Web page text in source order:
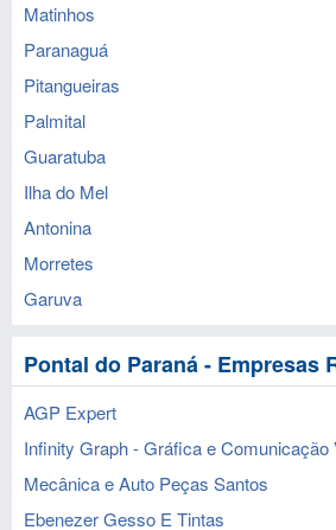
Matinhos
Paranaguá
Pitangueiras
Palmital
Guaratuba
Ilha do Mel
Antonina
Morretes
Garuva
Pontal do Paraná - Empresas
AGP Expert
Infinity Graph - Gráfica e Comunicação
Mecânica e Auto Peças Santos
Ebenezer Gesso E Tintas